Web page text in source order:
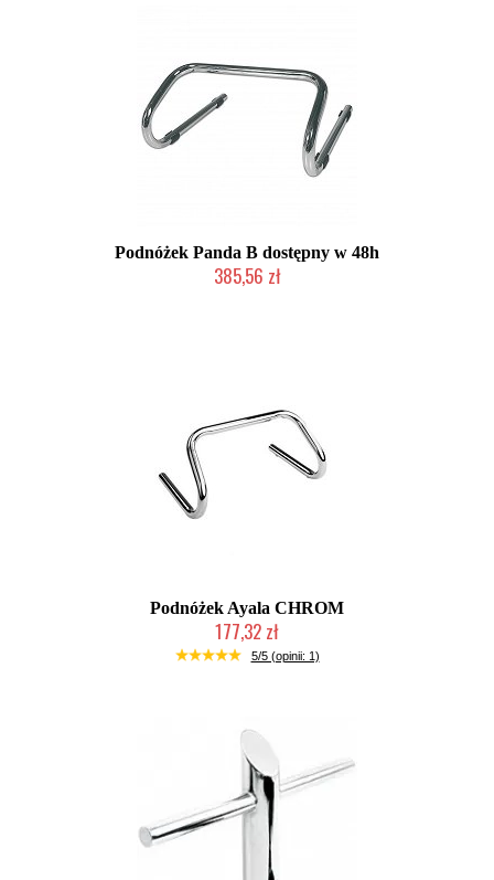
Podnóżek Panda B dostępny w 48h
385,56 zł
Podnóżek Ayala CHROM
177,32 zł
Produkt wycofany
5/5 (opinii: 1)